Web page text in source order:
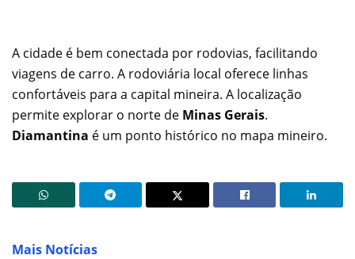
A cidade é bem conectada por rodovias, facilitando
viagens de carro. A rodoviária local oferece linhas
confortáveis para a capital mineira. A localização
permite explorar o norte de Minas Gerais.
Diamantina é um ponto histórico no mapa mineiro.
Mais Notícias